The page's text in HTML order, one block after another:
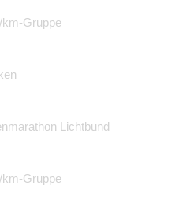
km-Gruppe
Lichtbund
km-Gruppe